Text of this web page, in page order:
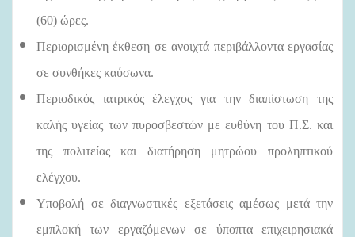
(60) ώρες.
Περιορισμένη έκθεση σε ανοιχτά περιβάλλοντα εργασίας
σε συνθήκες καύσωνα.
Περιοδικός ιατρικός έλεγχος για την διαπίστωση της
καλής υγείας των πυροσβεστών με ευθύνη του Π.Σ. και
της πολιτείας και διατήρηση μητρώου προληπτικού
ελέγχου.
Υποβολή σε διαγνωστικές εξετάσεις αμέσως μετά την
εμπλοκή των εργαζόμενων σε ύποπτα επιχειρησιακά